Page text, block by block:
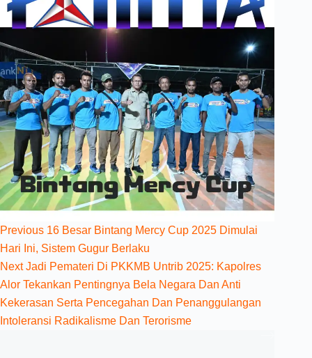
Previous 16 Besar Bintang Mercy Cup 2025 Dimulai
Hari Ini, Sistem Gugur Berlaku
NextJadi Pemateri Di PKKMB Untrib 2025: Kapolres
Alor Tekankan Pentingnya Bela Negara Dan Anti
Kekerasan Serta Pencegahan Dan Penanggulangan
Intoleransi Radikalisme Dan Terorisme